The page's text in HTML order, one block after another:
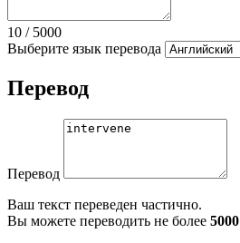
10 / 5000
Выберите язык перевода
Перевод
Перевод
Ваш текст переведен частично.
Вы можете переводить не более 5000